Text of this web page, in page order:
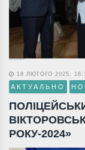
18 ЛЮТОГО 2025,
АКТУАЛЬНО
РОКУ-2024»